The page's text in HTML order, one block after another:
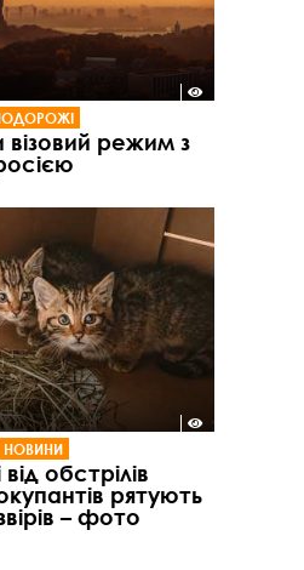
візовий режим з
НОВИНИ
обстрілів
рятують
– фото